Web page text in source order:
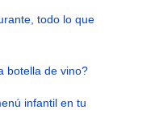
todo lo que
botella de vino?
infantil en tu